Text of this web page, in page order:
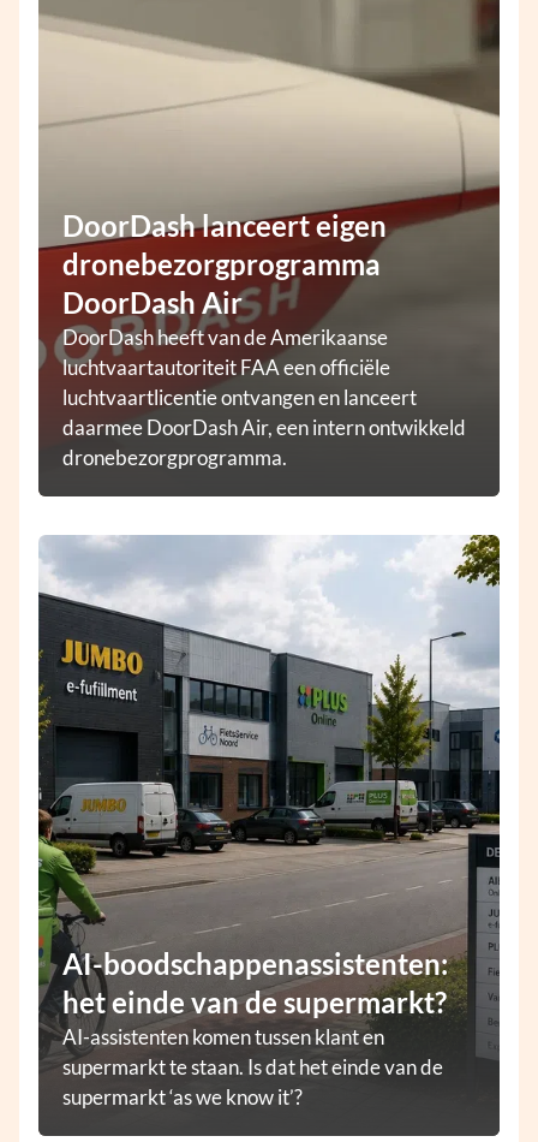
AI-boodschappenassistenten:
het einde van de supermarkt?
AI-assistenten komen tussen klant en
supermarkt te staan. Is dat het einde van de
supermarkt ‘as we know it’?
DoorDash lanceert eigen
dronebezorgprogramma
DoorDash Air
DoorDash heeft van de Amerikaanse
luchtvaartautoriteit FAA een officiële
luchtvaartlicentie ontvangen en lanceert
daarmee DoorDash Air, een intern ontwikkeld
dronebezorgprogramma.